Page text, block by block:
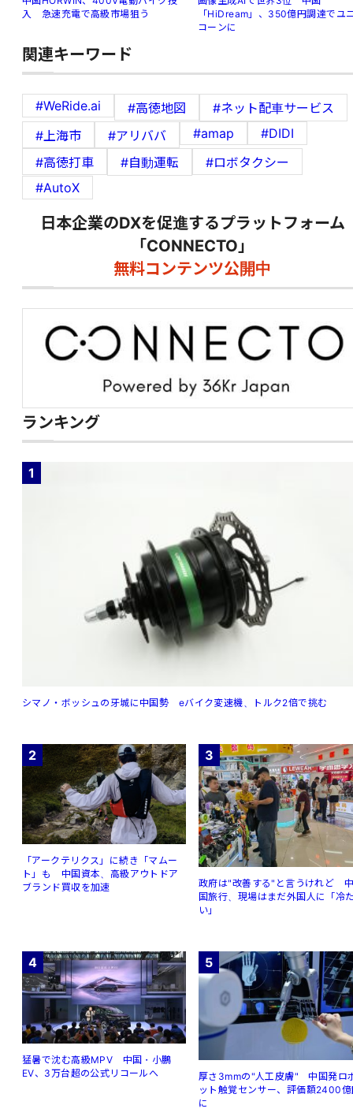
入 急速充電で高級市場狙う
「HiDream」、350億円調達でユ
コーンに
関連キーワード
#WeRide.ai #高徳地図
#ネット配車サービス
#上海市
#アリババ #amap
#DIDI
#高徳打車
#自動運転
#ロボタクシー
#AutoX
日本企業のDXを促進するプラットフォーム
「CONNECTO」
無料コンテンツ公開中
ランキング
1
シマノ・ボッシュの牙城に中国勢 eバイク変速機、トルク2倍で挑む
2
「アークテリクス」に続き「マムー
ト」も 中国資本、高級アウトドア
ブランド買収を加速
3
政府は"改善する"と言うけれど
国旅行、現場はまだ外国人に「冷
い」
4
猛暑で沈む高級MPV 中国・小鵬
EV、3万台超の公式リコールへ
5
厚さ3mmの"人工皮膚" 中国発ロ
ット触覚センサー、評価額2400
に